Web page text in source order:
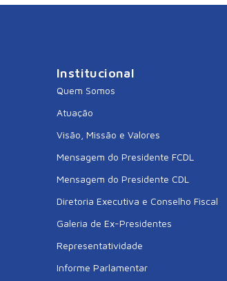
Institucional
Quem Somos
Atuação
Visão, Missão e Valores
Mensagem do Presidente FCDL
Mensagem do Presidente CDL
Diretoria Executiva e Conselho Fiscal
Galeria de Ex-Presidentes
Representatividade
Informe Parlamentar